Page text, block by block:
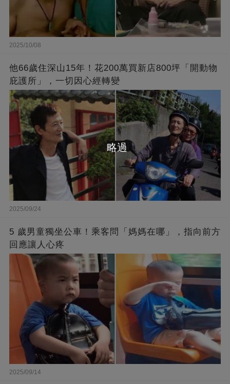
2025/10/08
他66歲住深山15年！花200萬買新店800坪「開動物
庇護所」，一切因心經轉變
2025/09/24
5 歲男童獨坐公車！乘客問「媽媽在哪」，指向前方
回應讓人心疼
2025/09/14
略過